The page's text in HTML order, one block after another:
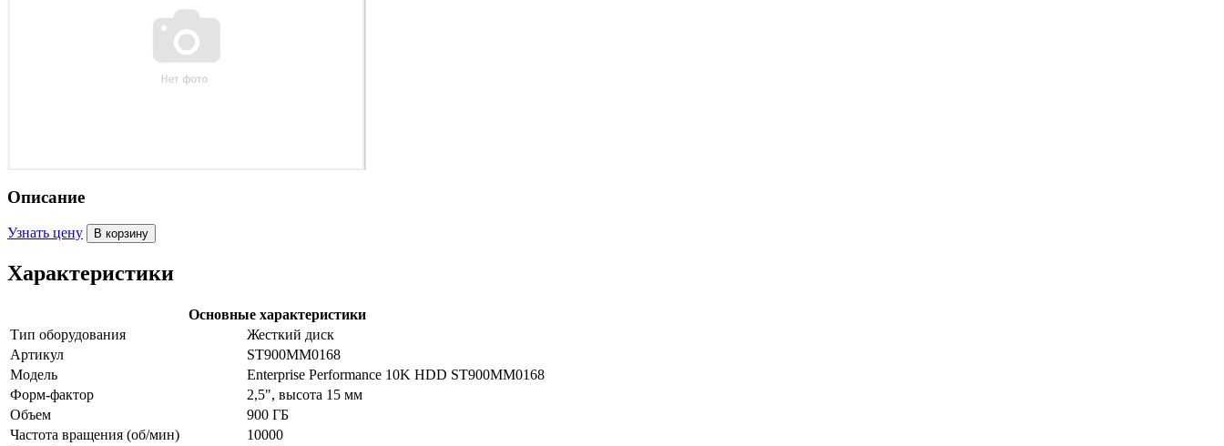
Описание
Узнать цену
Характеристики
Основные характеристики
Тип оборудования
Жесткий диск
Артикул
ST900MM0168
Модель
Enterprise Performance 10K HDD ST900MM0168
Форм-фактор
2,5", высота 15 мм
Объем
900 ГБ
Частота вращения (об/мин)
10000